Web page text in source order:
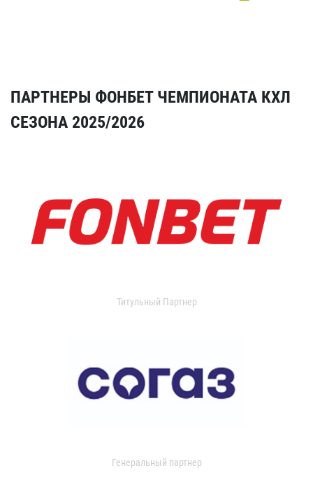
ПАРТНЕРЫ ФОНБЕТ ЧЕМПИОНАТА КХЛ
СЕЗОНА 2025/2026
Титульный Партнер
Генеральный партнер